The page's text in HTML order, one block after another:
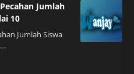
Jumlah
10
Jumlah Siswa
Pada